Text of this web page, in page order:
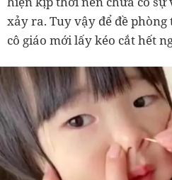
xảy ra. Tuy vậy để đề
cô giáo mới lấy kéo cắt hết